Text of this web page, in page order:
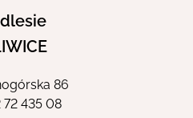
86
72 435 08